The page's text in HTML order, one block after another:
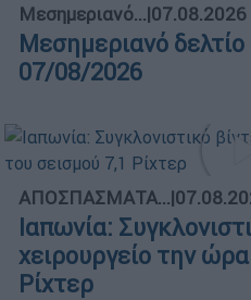
Μεσημεριανό...|
Μεσημεριανό
07/08/2026
ΑΠΟΣΠΑΣΜΑΤΑ...|
Ιαπωνία:
χειρουργείο την
Ρίχτερ